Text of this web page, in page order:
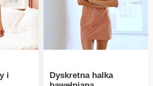
i
Dyskretna halka